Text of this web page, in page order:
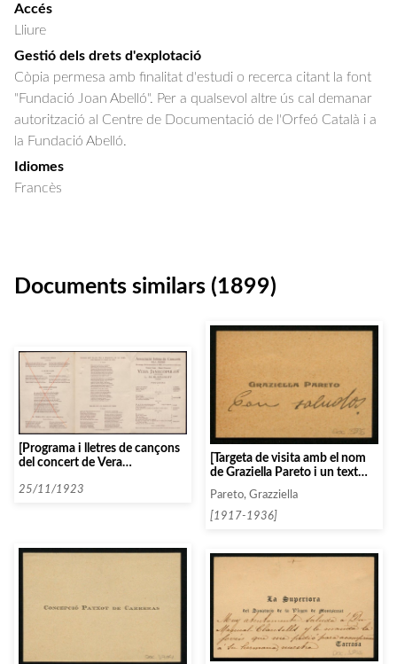
Accés
Lliure
Gestió dels drets d'explotació
Còpia permesa amb finalitat d'estudi o recerca citant la font
"Fundació Joan Abelló". Per a qualsevol altre ús cal demanar
autorització al Centre de Documentació de l'Orfeó Català i a
la Fundació Abelló.
Idiomes
Francès
Documents similars (1899)
[Programa i lletres de cançons
del concert de Vera
l’Associació Intima de
25/11/1923
[Targeta de visita amb el nom
de Graziella Pareto i un text
Pareto, Grazziella
[1917-1936]